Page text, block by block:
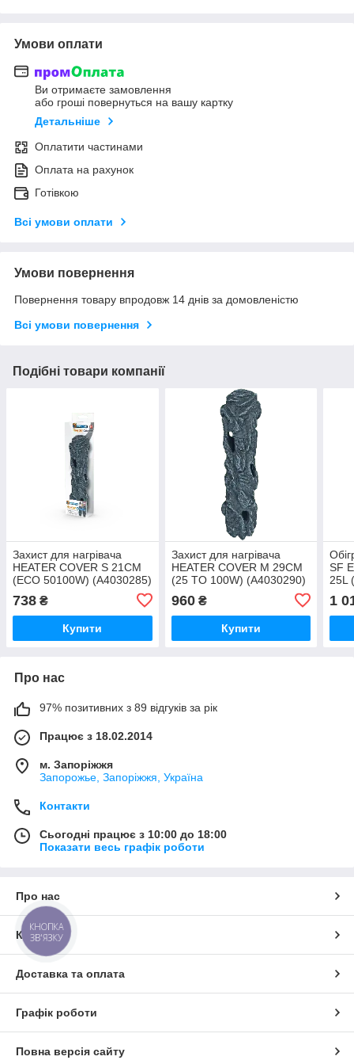
Умови оплати
Ви отримаєте замовлення
або гроші повернуться на вашу картку
Детальніше
Оплатити частинами
Оплата на рахунок
Готівкою
Всі умови оплати
Умови повернення
Повернення товару впродовж 14 днів за домовленістю
Всі умови повернення
Подібні товари компанії
Захист для нагрівача
HEATER COVER S 21CM
(ECO 50100W) (A4030285)
738 ₴
Купити
Захист для нагрівача
HEATER COVER M 29CM
(25 TO 100W) (A4030290)
960₴
Купити
SF
25L
1
Про нас
97% позитивних з 89 відгуків за рік
Працює з 18.02.2014
м. Запоріжжя
Запорожье, Запоріжжя, Україна
Контакти
Сьогодні працює з 10:00 до 18:00
Показати весь графік роботи
Про нас
Контакти
Доставка та оплата
Графік роботи
Повна версія сайту
КНОПКА
ЗВ'ЯЗКУ